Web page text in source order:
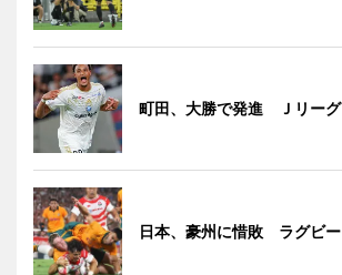
町田、大勝で発進 Ｊリーグ
日本、豪州に惜敗 ラグビー